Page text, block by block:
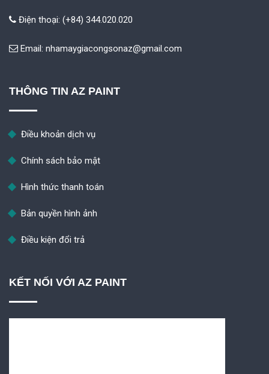
Điện thoại: (+84) 344.020.020
Email: nhamaygiacongsonaz@gmail.com
THÔNG TIN AZ PAINT
Điều khoản dịch vụ
Chính sách bảo mật
Hình thức thanh toán
Bản quyền hình ảnh
Điều kiện đổi trả
KẾT NỐI VỚI AZ PAINT